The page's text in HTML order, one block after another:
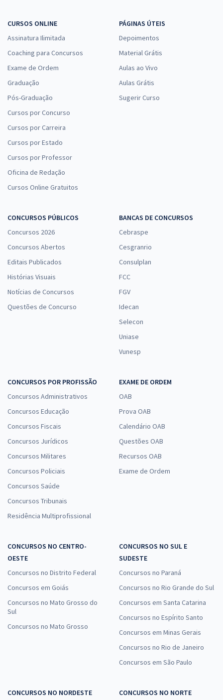
CURSOS ONLINE
Assinatura Ilimitada
Coaching para Concursos
Exame de Ordem
Graduação
Pós-Graduação
Cursos por Concurso
Cursos por Carreira
Cursos por Estado
Cursos por Professor
Oficina de Redação
Cursos Online Gratuitos
PÁGINAS ÚTEIS
Depoimentos
Material Grátis
Aulas ao Vivo
Aulas Grátis
Sugerir Curso
CONCURSOS PÚBLICOS
Concursos 2026
Concursos Abertos
Editais Publicados
Histórias Visuais
Notícias de Concursos
Questões de Concurso
BANCAS DE CONCURSOS
Cebraspe
Cesgranrio
Consulplan
FCC
FGV
Idecan
Selecon
Uniase
Vunesp
CONCURSOS POR PROFISSÃO
Concursos Administrativos
Concursos Educação
Concursos Fiscais
Concursos Jurídicos
Concursos Militares
Concursos Policiais
Concursos Saúde
Concursos Tribunais
Residência Multiprofissional
EXAME DE ORDEM
OAB
Prova OAB
Calendário OAB
Questões OAB
Recursos OAB
Exame de Ordem
CONCURSOS NO CENTRO-
OESTE
Concursos no Distrito Federal
Concursos em Goiás
Concursos no Mato Grosso do
Sul
Concursos no Mato Grosso
CONCURSOS NO SUL E
SUDESTE
Concursos no Paraná
Concursos no Rio Grande do Sul
Concursos em Santa Catarina
Concursos no Espírito Santo
Concursos em Minas Gerais
Concursos no Rio de Janeiro
Concursos em São Paulo
CONCURSOS NO NORDESTE
CONCURSOS NO NORTE